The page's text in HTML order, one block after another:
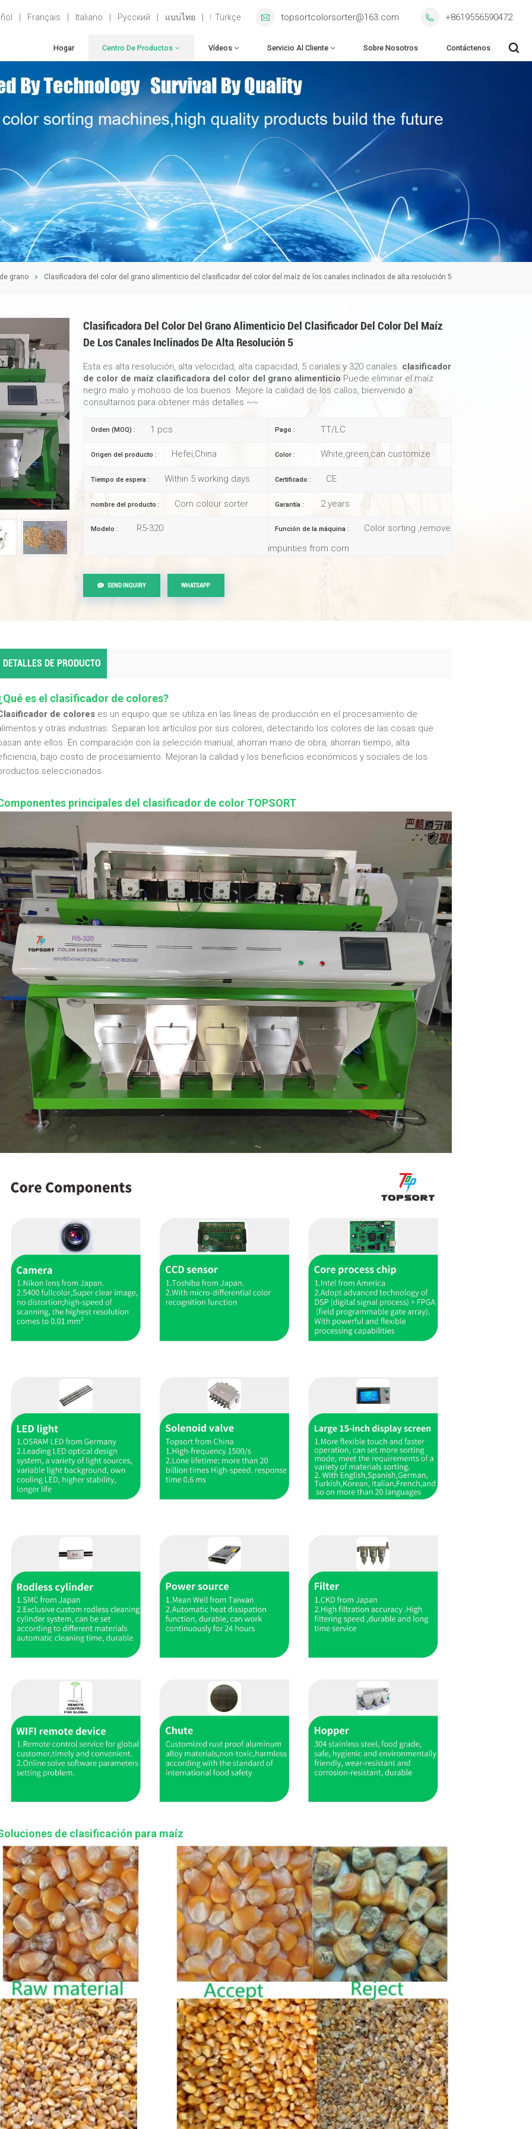
Français Italiano Русский แบบไทย Türkçe topsortcolorsorter@163.com +8619556590472
Hogar Centro De Productos Vídeos Servicio Al Cliente Sobre Nosotros Contáctenos
grano Clasificadora del color del grano alimenticio del clasificador del color del maíz de los canales inclinados de alta resolución 5
Clasificadora Del Color Del Grano Alimenticio Del Clasificador Del Color Del Maíz
De Los Canales Inclinados De Alta Resolución 5
Esta es alta resolución, alta velocidad, alta capacidad, 5 canales y 320 canales. clasificador
de color de maíz clasificadora del color del grano alimenticio Puede eliminar el maíz
negro malo y mohoso de los buenos. Mejore la calidad de los callos, bienvenido a
consultarnos para obtener más detalles ~~
Orden (MOQ) : 1 pcs Pago : TT/LC
Origen del producto : Hefei,China Color : White,green,can customize
Tiempo de espera : Within 5 working days Certificado : CE
nombre del producto : Corn colour sorter Garantía : 2 years
Modelo : R5-320 Función de la máquina :
Color sorting ,remove
impurities from corn
SEND INQUIRY WHATSAPP
DETALLES DE PRODUCTO
es el clasificador de colores?
de coloreses un equipo que se utiliza en las líneas de producción en el procesamiento de
y otras industrias. Separan los artículos por sus colores, detectando los colores de las cosas que
ante ellos. En comparación con la selección manual, ahorran mano de obra, ahorran tiempo, alta
bajo costo de procesamiento. Mejoran la calidad y los beneficios económicos y sociales de los
seleccionados.
principales del clasificador de color TOPSORT
de clasificación para maíz